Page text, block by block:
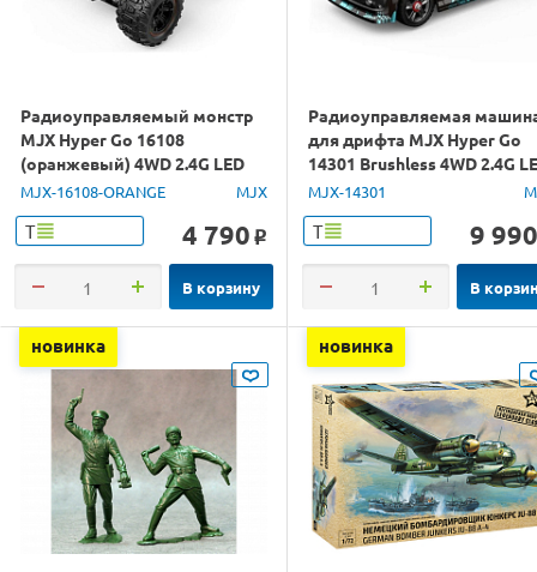
Радиоуправляемый монстр
MJX Hyper Go 16108
(оранжевый) 4WD 2.4G LED
1/16 RTR
MJX-16108-ORANGE MJX
Т 4 790 o
В корзину
Радиоуправляемая
для дрифта MJX Hyper Go
14301 Brushless 4WD 2.4G
1/14 RTR
MJX-14301
Т 9 990
В
новинка новинка